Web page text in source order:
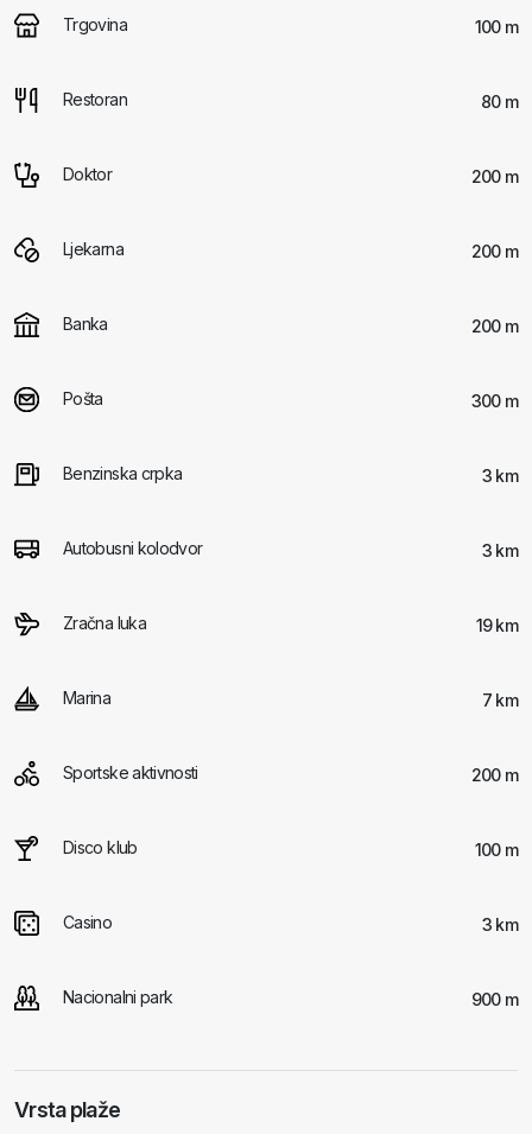
Trgovina 100 m
Restoran 80 m
Doktor 200 m
Ljekarna 200 m
Banka 200 m
Pošta 300 m
Benzinska crpka 3 km
Autobusni kolodvor 3 km
Zračna luka 19 km
Marina 7 km
Sportske aktivnosti 200 m
Disco klub 100 m
Casino 3 km
Nacionalni park 900 m
Vrsta plaže